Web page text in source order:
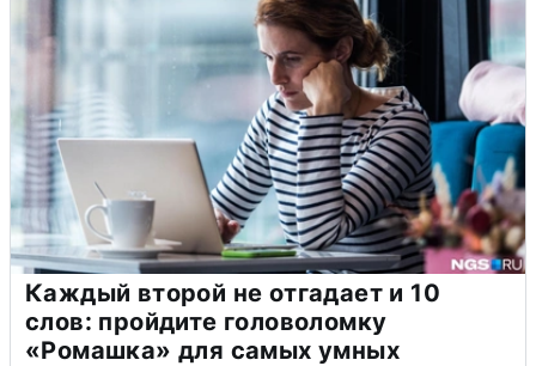
Каждый второй не отгадает и 10
слов: пройдите головоломку
«Ромашка» для самых умных